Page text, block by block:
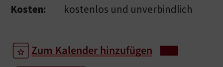
Kosten:
kostenlos und unverbindlich
Zum Kalender hinzufügen